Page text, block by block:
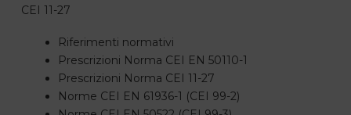
CEI 11-27
Riferimenti normativi
Prescrizioni Norma CEI EN 50110-1
Prescrizioni Norma CEI 11-27
Norme CEI EN 61936-1 (CEI 99-2)